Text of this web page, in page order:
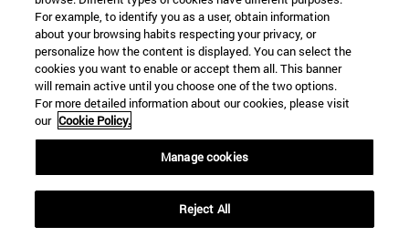
For example, to identify you as a user, obtain information
about your browsing habits respecting your privacy, or
personalize how the content is displayed. You can select the
cookies you want to enable or accept them all. This banner
will remain active until you choose one of the two options.
For more detailed information about our cookies, please visit
our Cookie Policy.
Manage cookies
Reject All